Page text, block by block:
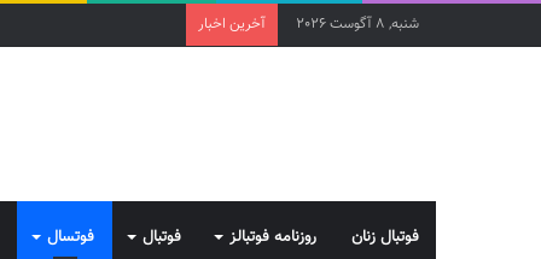
شنبه, 8 آگوست 2026 آخرین اخبار
فوتبال زنان روزنامه فوتبالز فوتبال فوتسال